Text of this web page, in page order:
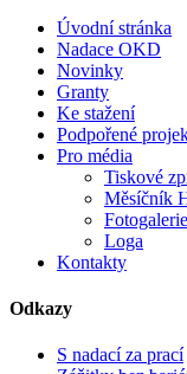
Úvodní stránka
Nadace OKD
Novinky
Granty
Ke stažení
Podpořené
Pro média
Tiskové
Měsíčník
Fotogalerie
Loga
Kontakty
Odkazy
S nadací za prací